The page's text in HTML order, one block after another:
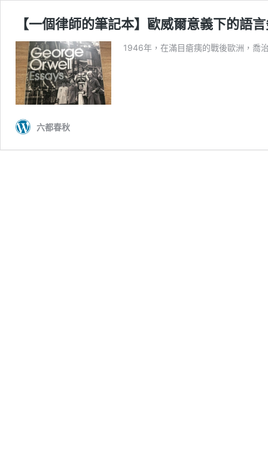
【一個律師的筆記本】歐威爾意義下的語
1946年，在滿目瘡痍的戰後歐洲，喬
六都春秋